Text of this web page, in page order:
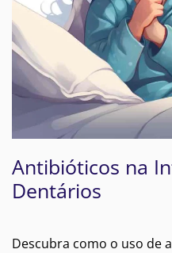
Antibióticos na
Dentários
Descubra como o uso de